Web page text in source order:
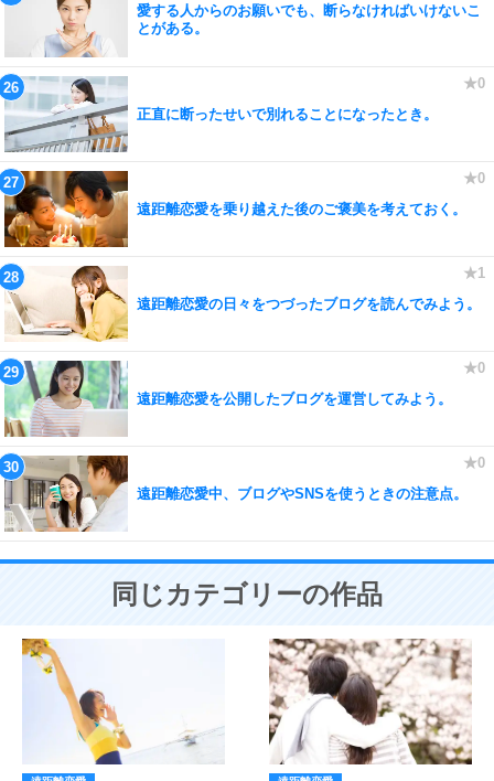
愛する人からのお願いでも、断らなければいけないこ
とがある。
正直に断ったせいで別れることになったとき。
遠距離恋愛を乗り越えた後のご褒美を考えておく。
遠距離恋愛の日々をつづったブログを読んでみよう。
遠距離恋愛を公開したブログを運営してみよう。
遠距離恋愛中、ブログやSNSを使うときの注意点。
同じカテゴリーの作品